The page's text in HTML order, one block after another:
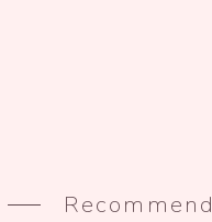
Recommend